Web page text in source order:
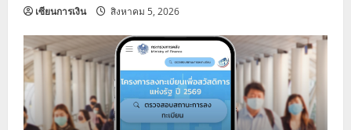
เซียนการเงิน สิงหาคม 5, 2026